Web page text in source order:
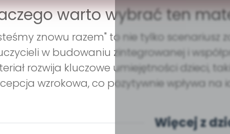
warto wybrać ten
znowu razem" to nie tylko scenariusz
w budowaniu zintegrowanej i
rozwija kluczowe umiejętności dzieci,
wzrokowa, co pozytywnie wpływa na
Więcej z